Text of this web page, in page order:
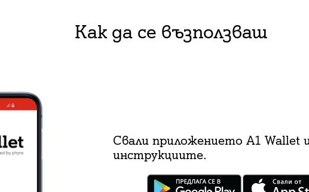
Как да се възползваш
Свали приложението А1 Wallet
инструкциите.